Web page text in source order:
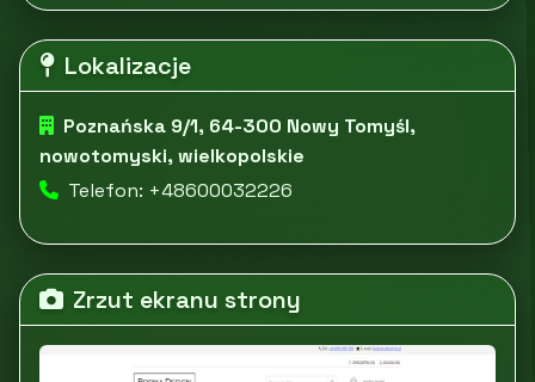
Lokalizacje
Poznańska 9/1, 64-300 Nowy Tomyśl,
nowotomyski, wielkopolskie
Telefon: +48600032226
Zrzut ekranu strony